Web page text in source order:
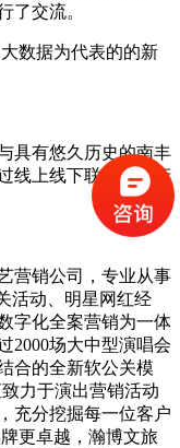
了交流。
数据为代表的的新
有悠久历史的南丰
线上线下联动来为产
销公司，专业从事
活动、明星网红经
字化全案营销为一体
2000场大中型演唱会
合的全新软公关模
力于演出营销活动
充分挖掘每一位客户
更卓越，瀚博文旅